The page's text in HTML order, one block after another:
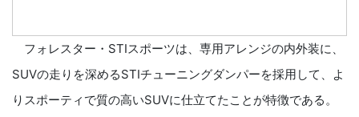
フォレスター・STIスポーツは、専用アレンジの内外装に、
SUVの走りを深めるSTIチューニングダンパーを採用して、よ
りスポーティで質の高いSUVに仕立てたことが特徴である。